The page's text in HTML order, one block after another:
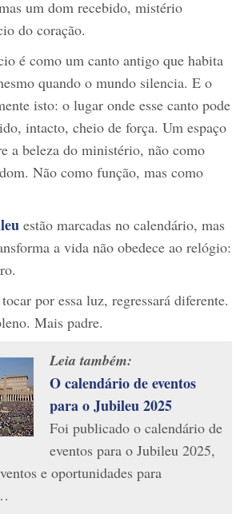
um dom recebido, mistério
do coração.
é como um canto antigo que habita
quando o mundo silencia. E o
isto: o lugar onde esse canto pode
intacto, cheio de força. Um espaço
a beleza do ministério, não como
Não como função, mas como
estão marcadas no calendário, mas
a vida não obedece ao relógio:
por essa luz, regressará diferente.
Mais padre.
Leia também:
O calendário de eventos
para o Jubileu 2025
Foi publicado o calendário de
eventos para o Jubileu 2025,
e oportunidades para